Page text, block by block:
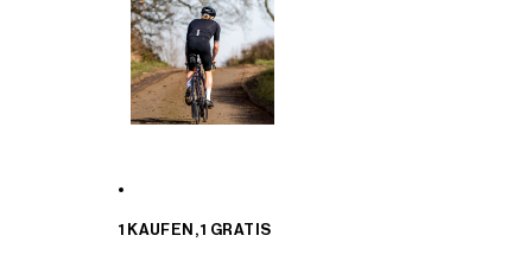
1 KAUFEN, 1 GRATIS